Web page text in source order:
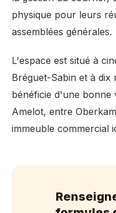
physique pour leurs
assemblées générales.
L'espace est situé à
Bréguet-Sabin et à dix
bénéficie d'une bonne
Amelot, entre
immeuble commercial